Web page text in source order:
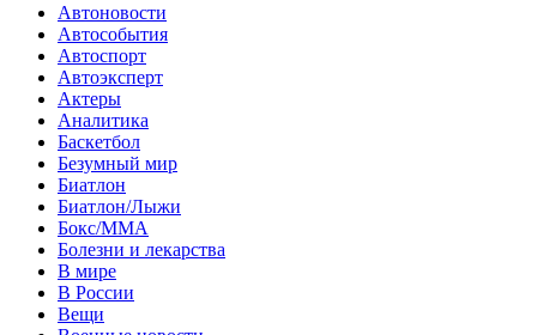
Автоновости
Автособытия
Автоспорт
Автоэксперт
Актеры
Аналитика
Баскетбол
Безумный мир
Биатлон
Биатлон/Лыжи
Бокс/MMA
Болезни и лекарства
В мире
В России
Вещи